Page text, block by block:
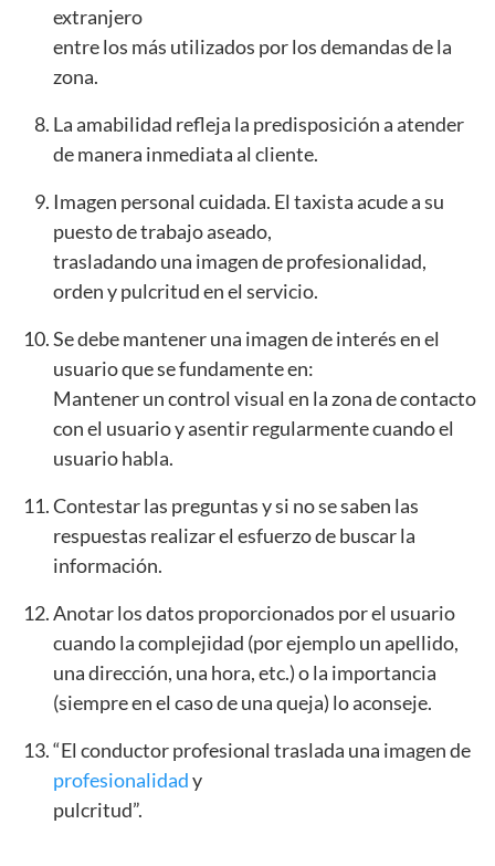
extranjero
entre los más utilizados por los demandas de la
zona.
La amabilidad refleja la predisposición a atender
de manera inmediata al cliente.
Imagen personal cuidada. El taxista acude a su
puesto de trabajo aseado,
trasladando una imagen de profesionalidad,
orden y pulcritud en el servicio.
Se debe mantener una imagen de interés en el
usuario que se fundamente en:
Mantener un control visual en la zona de contacto
con el usuario y asentir regularmente cuando el
usuario habla.
Contestar las preguntas y si no se saben las
respuestas realizar el esfuerzo de buscar la
información.
Anotar los datos proporcionados por el usuario
cuando la complejidad (por ejemplo un apellido,
una dirección, una hora, etc.) o la importancia
(siempre en el caso de una queja) lo aconseje.
“El conductor profesional traslada una imagen de
profesionalidady
pulcritud”.